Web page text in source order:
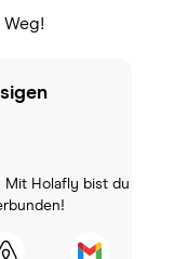
Mit Holafly bist du